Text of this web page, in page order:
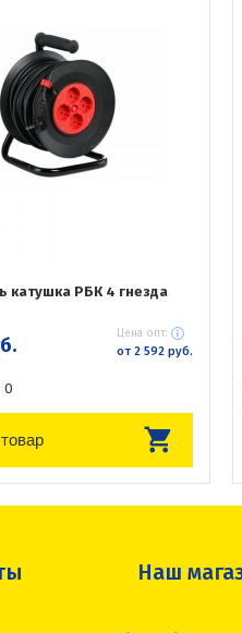
катушка РБК 4 гнезда
Цена опт:
от 2 592 руб.
0
Наш